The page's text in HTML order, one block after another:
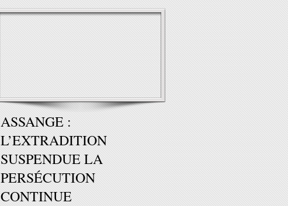
ASSANGE :
L’EXTRADITION
SUSPENDUE LA
PERSÉCUTION
CONTINUE